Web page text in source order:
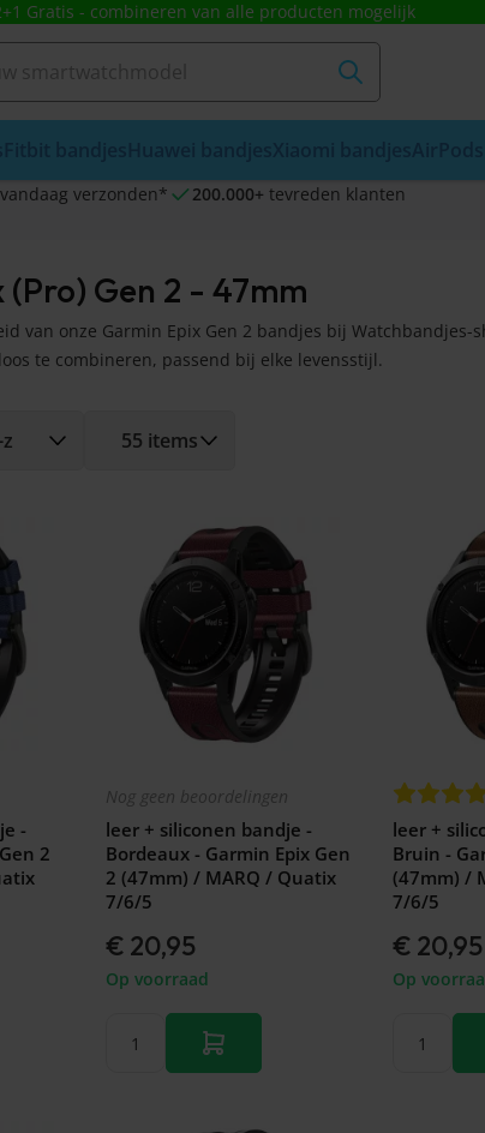
Gratis - combineren van alle producten mogelijk
vandaag verzonden* 200.000+ tevreden klanten
(Pro) Gen 2 - 47mm
van onze Garmin Epix Gen 2 bandjes bij
te combineren, passend bij elke levensstijl.
-
2
Nog geen beoordelingen
leer + siliconen bandje -
Bordeaux - Garmin Epix Gen
2 (47mm) / MARQ / Quatix
7/6/5
€ 20,95
Op voorraad
leer +
Bruin -
(47mm) /
7/6/5
€ 20,95
Op